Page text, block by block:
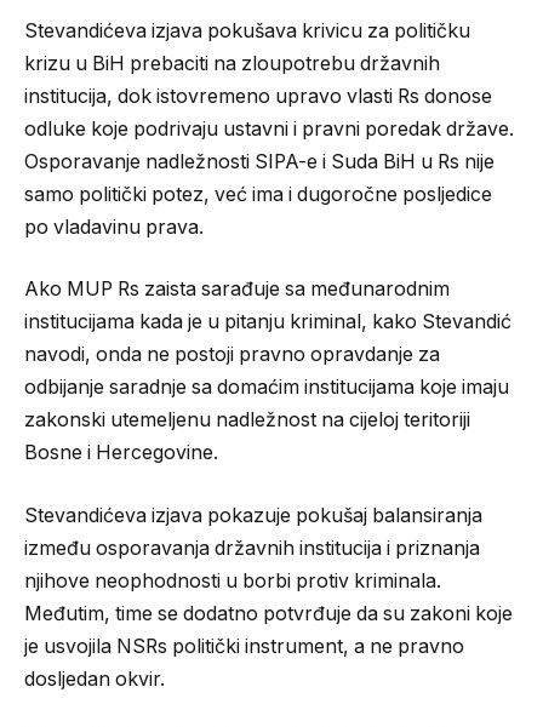
Stevandićeva izjava pokušava krivicu za političku
krizu u BiH prebaciti na zloupotrebu državnih
institucija, dok istovremeno upravo vlasti Rs donose
odluke koje podrivaju ustavni i pravni poredak države.
Osporavanje nadležnosti SIPA-e i Suda BiH u Rs nije
samo politički potez, već ima i dugoročne posljedice
po vladavinu prava.
Ako MUP Rs zaista sarađuje sa međunarodnim
institucijama kada je u pitanju kriminal, kako Stevandić
navodi, onda ne postoji pravno opravdanje za
odbijanje saradnje sa domaćim institucijama koje imaju
zakonski utemeljenu nadležnost na cijeloj teritoriji
Bosne i Hercegovine.
Stevandićeva izjava pokazuje pokušaj balansiranja
između osporavanja državnih institucija i priznanja
njihove neophodnosti u borbi protiv kriminala.
Međutim, time se dodatno potvrđuje da su zakoni koje
je usvojila NSRs politički instrument, a ne pravno
dosljedan okvir.